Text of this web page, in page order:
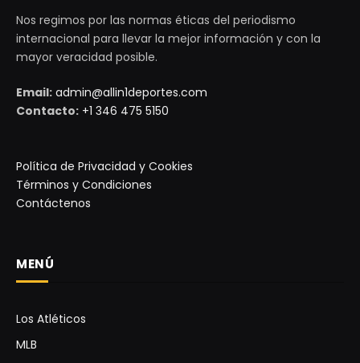
Nos regimos por las normas éticas del periodismo
internacional para llevar la mejor información y con la
mayor veracidad posible.
Email: admin@allin1deportes.com
Contacto: +1 346 475 5150
Política de Privacidad y Cookies
Términos y Condiciones
Contáctenos
MENÚ
Los Atléticos
MLB